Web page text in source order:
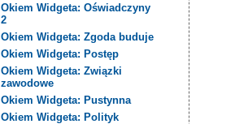
Okiem Widgeta: Oświadczyny
2
Okiem Widgeta: Zgoda buduje
Okiem Widgeta: Postęp
Okiem Widgeta: Związki
zawodowe
Okiem Widgeta: Pustynna
Okiem Widgeta: Polityk